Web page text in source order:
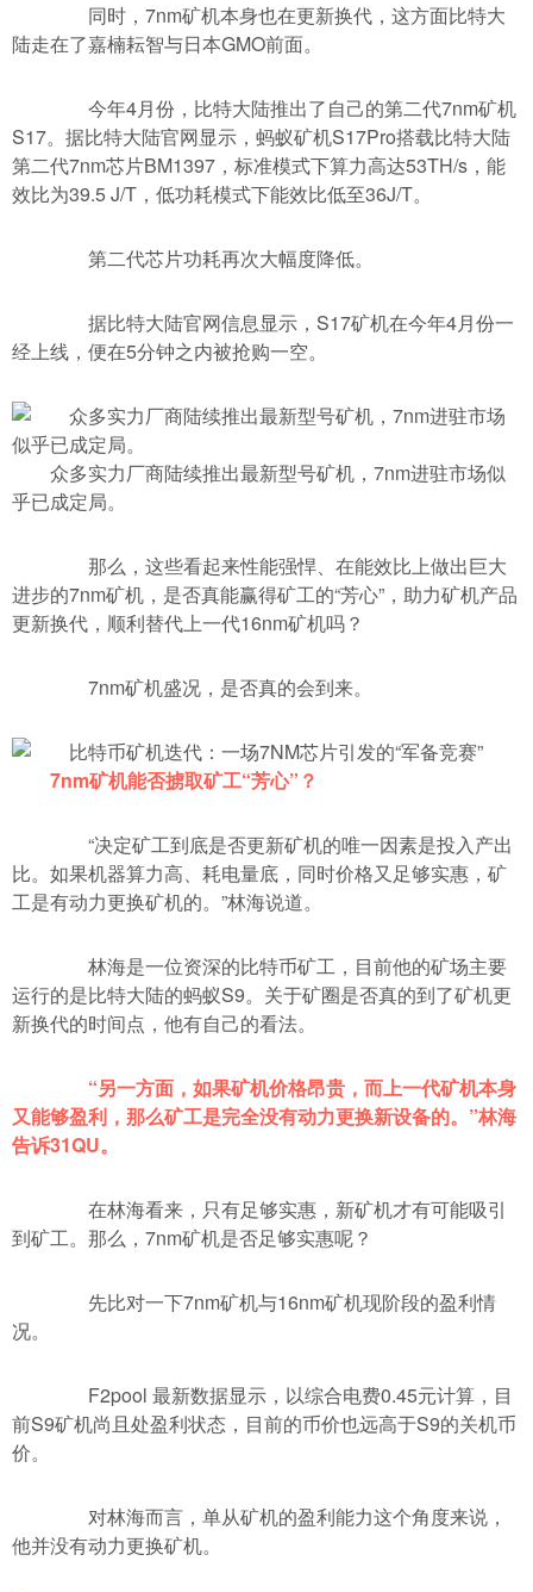
同时，7nm矿机本身也在更新换代，这方面比特大
陆走在了嘉楠耘智与日本GMO前面。
今年4月份，比特大陆推出了自己的第二代7nm矿机
S17。据比特大陆官网显示，蚂蚁矿机S17Pro搭载比特大陆
第二代7nm芯片BM1397，标准模式下算力高达53TH/s，能
效比为39.5 J/T，低功耗模式下能效比低至36J/T。
第二代芯片功耗再次大幅度降低。
据比特大陆官网信息显示，S17矿机在今年4月份一
经上线，便在5分钟之内被抢购一空。
众多实力厂商陆续推出最新型号矿机，7nm进驻市场似
乎已成定局。
那么，这些看起来性能强悍、在能效比上做出巨大
进步的7nm矿机，是否真能赢得矿工的“芳心”，助力矿机产品
更新换代，顺利替代上一代16nm矿机吗？
7nm矿机盛况，是否真的会到来。
7nm矿机能否掳取矿工“芳心”？
“决定矿工到底是否更新矿机的唯一因素是投入产出
比。如果机器算力高、耗电量底，同时价格又足够实惠，矿
工是有动力更换矿机的。”林海说道。
林海是一位资深的比特币矿工，目前他的矿场主要
运行的是比特大陆的蚂蚁S9。关于矿圈是否真的到了矿机更
新换代的时间点，他有自己的看法。
“另一方面，如果矿机价格昂贵，而上一代矿机本身
又能够盈利，那么矿工是完全没有动力更换新设备的。”林海
告诉31QU。
在林海看来，只有足够实惠，新矿机才有可能吸引
到矿工。那么，7nm矿机是否足够实惠呢？
先比对一下7nm矿机与16nm矿机现阶段的盈利情
况。
F2pool 最新数据显示，以综合电费0.45元计算，目
前S9矿机尚且处盈利状态，目前的币价也远高于S9的关机币
价。
对林海而言，单从矿机的盈利能力这个角度来说，
他并没有动力更换矿机。